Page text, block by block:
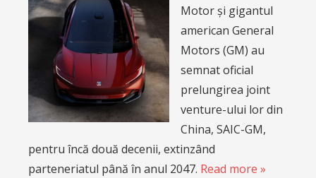
Motor și gigantul
american General
Motors (GM) au
semnat oficial
prelungirea joint
venture-ului lor din
China, SAIC-GM,
pentru încă două decenii, extinzând
parteneriatul până în anul 2047. Read more »